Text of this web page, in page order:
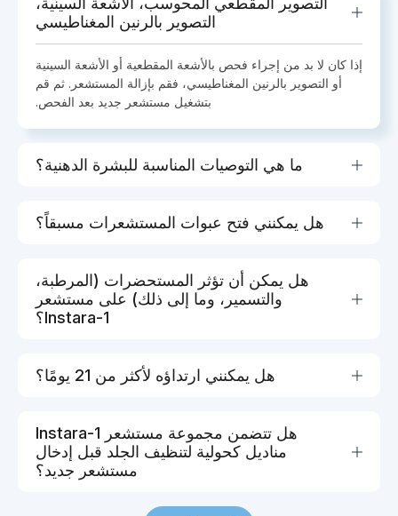
التصوير بالرنين المغناطيسي
إذا كان لا بد من إجراء فحص بالأشعة المقطعية أو الأشعة السينية
أو التصوير بالرنين المغناطيسي، فقم بإزالة المستشعر. ثم قم
بتشغيل مستشعر جديد بعد الفحص.
ما هي التوصيات المناسبة للبشرة الدهنية؟
هل يمكنني فتح عبوات المستشعرات مسبقاً؟
هل يمكن أن تؤثر المستحضرات (المرطبة،
والتسمير، وما إلى ذلك) على مستشعر
Instara-1؟
هل يمكنني ارتداؤه لأكثر من 21 يومًا؟
هل تتضمن مجموعة مستشعر Instara-1
مناديل كحولية لتنظيف الجلد قبل إدخال
مستشعر جديد؟